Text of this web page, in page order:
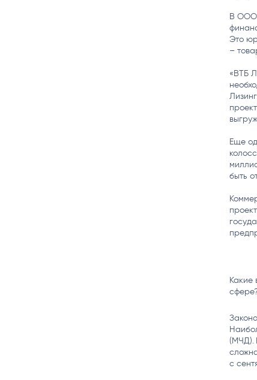
В ООО
Это
–
«ВТБ
Еще
быть
Какие
(МЧД).
с